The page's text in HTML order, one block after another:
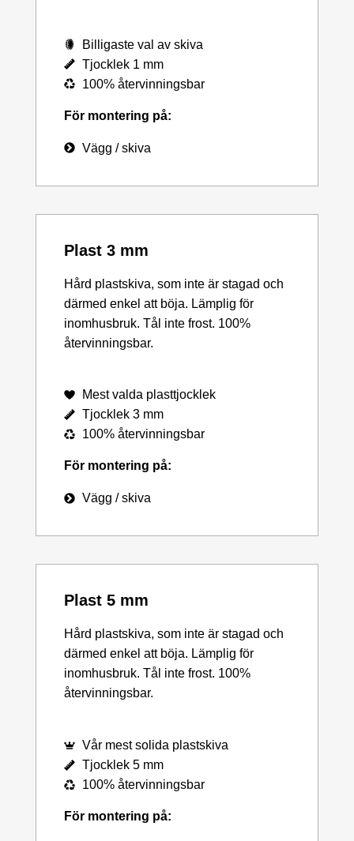
Billigaste val av skiva
Tjocklek 1 mm
100% återvinningsbar
För montering på:
Vägg / skiva
Plast 3 mm
Hård plastskiva, som inte är stagad och
därmed enkel att böja. Lämplig för
inomhusbruk. Tål inte frost. 100%
återvinningsbar.
Mest valda plasttjocklek
Tjocklek 3 mm
100% återvinningsbar
För montering på:
Vägg / skiva
Plast 5 mm
Hård plastskiva, som inte är stagad och
därmed enkel att böja. Lämplig för
inomhusbruk. Tål inte frost. 100%
återvinningsbar.
Vår mest solida plastskiva
Tjocklek 5 mm
100% återvinningsbar
För montering på: